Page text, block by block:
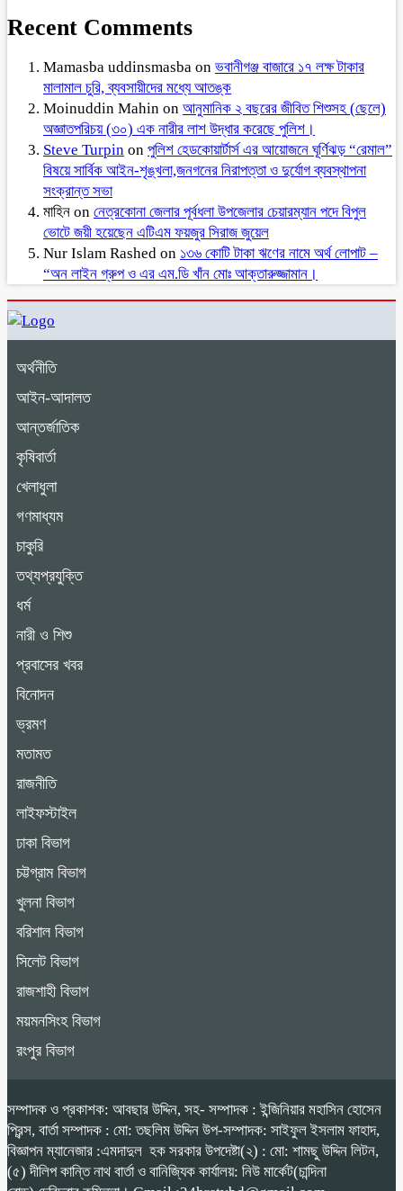
Recent Comments
Mamasba uddinsmasba on ভবানীগঞ্জ বাজারে ১৭ লক্ষ টাকার
মালামাল চুরি, ব্যবসায়ীদের মধ্যে আতঙ্ক
Moinuddin Mahin on আনুমানিক ২ বছরের জীবিত শিশুসহ (ছেলে)
অজ্ঞাতপরিচয় (৩০) এক নারীর লাশ উদ্ধার করেছে পুলিশ।
Steve Turpin on পুলিশ হেডকোয়ার্টার্স এর আয়োজনে ঘূর্ণিঝড় “রেমাল”
বিষয়ে সার্বিক আইন-শৃঙ্খলা,জনগনের নিরাপত্তা ও দুর্যোগ ব্যবস্থাপনা
সংক্রান্ত সভা
মাহিন on নেত্রকোনা জেলার পূর্বধলা উপজেলার চেয়ারম্যান পদে বিপুল
ভোটে জয়ী হয়েছেন এটিএম ফয়জুর সিরাজ জুয়েল
Nur Islam Rashed on ১৩৬ কোটি টাকা ঋণের নামে অর্থ লোপাট –
“অন লাইন গ্রুপ ও এর এম.ডি খাঁন মোঃ আক্তারুজ্জামান।
অর্থনীতি
আইন-আদালত
আন্তর্জাতিক
কৃষিবার্তা
খেলাধুলা
গণমাধ্যম
চাকুরি
তথ্যপ্রযুক্তি
ধর্ম
নারী ও শিশু
প্রবাসের খবর
বিনোদন
ভ্রমণ
মতামত
রাজনীতি
লাইফস্টাইল
ঢাকা বিভাগ
চট্টগ্রাম বিভাগ
খুলনা বিভাগ
বরিশাল বিভাগ
সিলেট বিভাগ
রাজশাহী বিভাগ
ময়মনসিংহ বিভাগ
রংপুর বিভাগ
সম্পাদক ও প্রকাশক: আবছার উদ্দিন, সহ- সম্পাদক : ইন্জিনিয়ার মহাসিন হোসেন
প্রিন্স, বার্তা সম্পাদক : মো: তছলিম উদ্দিন উপ-সম্পাদক: সাইফুল ইসলাম ফাহাদ,
বিজ্ঞাপন ম্যানেজার :এমদাদুল হক সরকার উপদেষ্টা(২) : মো: শামছু উদ্দিন লিটন,
(৫) দীলিপ কান্তি নাথ বার্তা ও বানিজ্যিক কার্যালয়: নিউ মার্কেট(চান্দিনা